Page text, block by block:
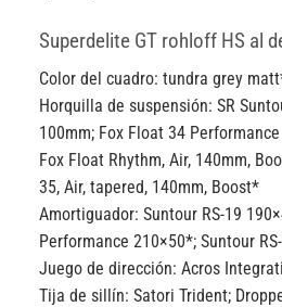
Superdelite GT rohloff HS al
Color del cuadro:tundra grey
Horquilla de suspensión:SR
100mm; Fox Float 34
Fox Float Rhythm, Air, 140mm,
35, Air, tapered, 140mm, Boost*
Amortiguador:Suntour RS-19
Performance 210×50*; Suntour
Juego de dirección:Acros
Tija de sillín:Satori Trident;